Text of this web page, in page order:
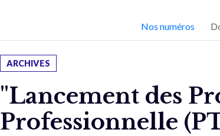
Nos numéros
ARCHIVES
"Lancement des
Professionnelle